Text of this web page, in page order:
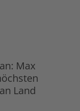
Max
Land